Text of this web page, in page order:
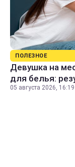
ПОЛЕЗНОЕ
Девушка на
для белья:
05 августа 2026, 16:19